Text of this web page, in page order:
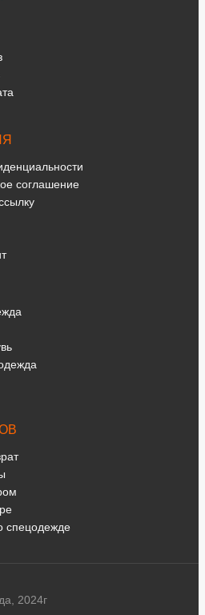
соглашение
спецодежде
2024г